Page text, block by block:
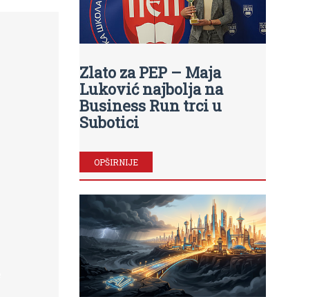
Zlato za PEP – Maja
Luković najbolja na
Business Run trci u
Subotici
OPŠIRNIJE